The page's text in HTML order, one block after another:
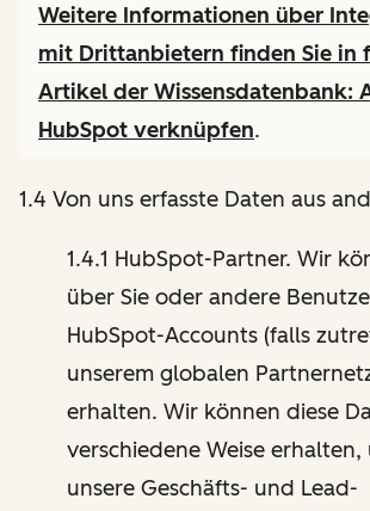
Weitere Informationen über
mit Drittanbietern finden Sie in
Artikel der Wissensdatenbank:
HubSpot verknüpfen.
1.4 Von uns erfasste Daten aus
1.4.1 HubSpot-Partner. Wir
über Sie oder andere
HubSpot-Accounts (falls
unserem globalen
erhalten. Wir können diese
verschiedene Weise erhalten,
unsere Geschäfts- und Lead-